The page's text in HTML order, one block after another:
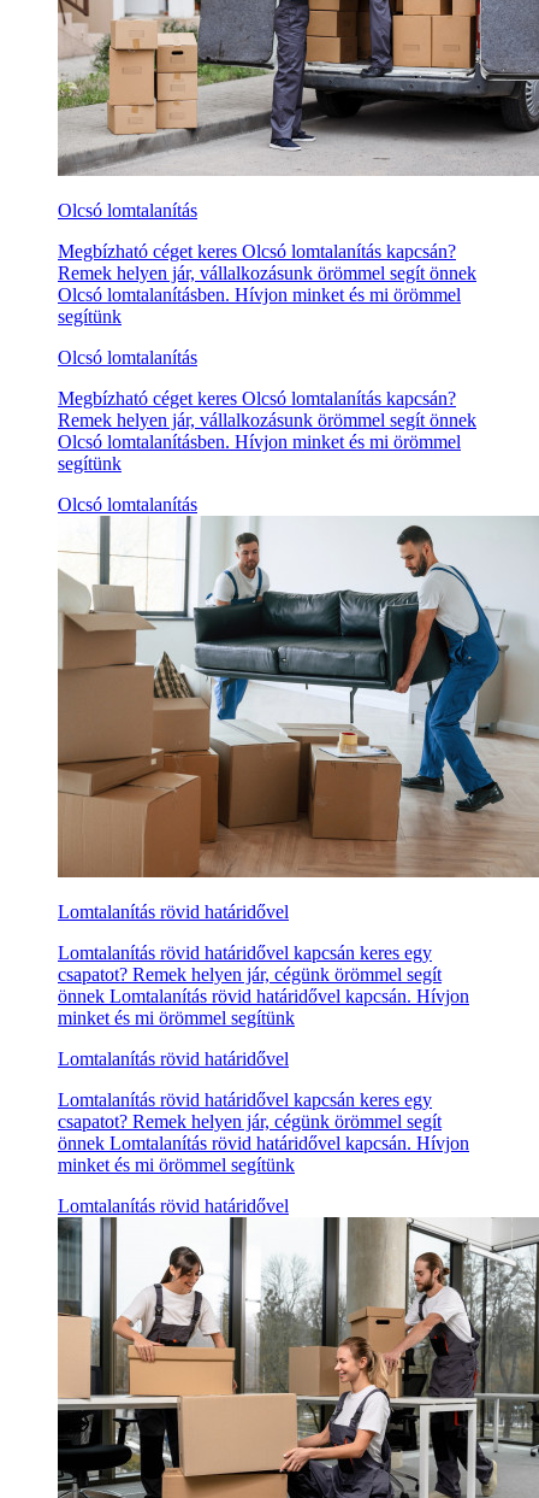
Olcsó lomtalanítás
Megbízható céget keres Olcsó lomtalanítás kapcsán?
Remek helyen jár, vállalkozásunk örömmel segít önnek
Olcsó lomtalanításben. Hívjon minket és mi örömmel
segítünk
Olcsó lomtalanítás
Megbízható céget keres Olcsó lomtalanítás kapcsán?
Remek helyen jár, vállalkozásunk örömmel segít önnek
Olcsó lomtalanításben. Hívjon minket és mi örömmel
segítünk
Olcsó lomtalanítás
Lomtalanítás rövid határidővel
Lomtalanítás rövid határidővel kapcsán keres egy
csapatot? Remek helyen jár, cégünk örömmel segít
önnek Lomtalanítás rövid határidővel kapcsán. Hívjon
minket és mi örömmel segítünk
Lomtalanítás rövid határidővel
Lomtalanítás rövid határidővel kapcsán keres egy
csapatot? Remek helyen jár, cégünk örömmel segít
önnek Lomtalanítás rövid határidővel kapcsán. Hívjon
minket és mi örömmel segítünk
Lomtalanítás rövid határidővel